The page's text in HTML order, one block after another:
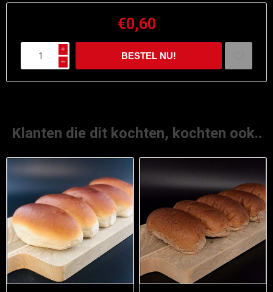
€0,60
i
h
Klanten die dit kochten, kochten ook..